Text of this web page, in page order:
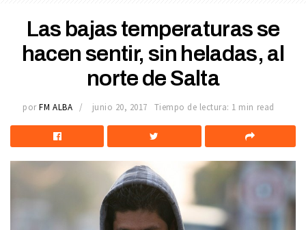
Las bajas temperaturas se
hacen sentir, sin heladas, al
norte de Salta
por FM ALBA junio 20, 2017 Tiempo de lectura: 1 min read